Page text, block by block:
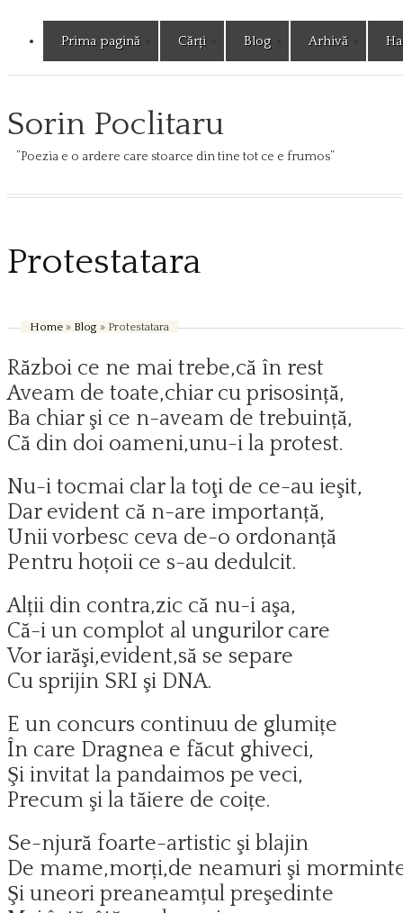
Prima pagină Cărți Blog Arhivă
Sorin Poclitaru
”Poezia e o ardere care stoarce din tine tot ce e frumos”
Protestatara
Home » Blog » Protestatara
Război ce ne mai trebe,că în rest
Aveam de toate,chiar cu prisosință,
Ba chiar şi ce n-aveam de trebuință,
Că din doi oameni,unu-i la protest.
Nu-i tocmai clar la toţi de ce-au ieşit,
Dar evident că n-are importanță,
Unii vorbesc ceva de-o ordonanță
Pentru hoțoii ce s-au dedulcit.
Alții din contra,zic că nu-i aşa,
Că-i un complot al ungurilor care
Vor iarăşi,evident,să se separe
Cu sprijin SRI şi DNA.
E un concurs continuu de glumițe
În care Dragnea e făcut ghiveci,
Şi invitat la pandaimos pe veci,
Precum şi la tăiere de coițe.
Se-njură foarte-artistic şi blajin
De mame,morți,de neamuri şi
Şi uneori preaneamțul preşedinte